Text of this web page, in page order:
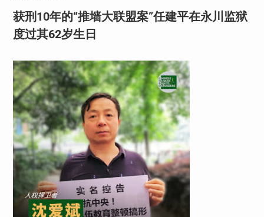
获刑10年的“推墙大联盟案”任建平在永川监狱
度过其62岁生日